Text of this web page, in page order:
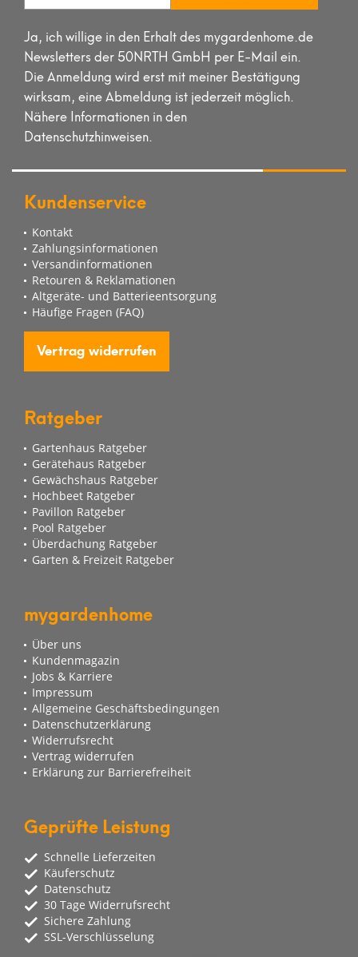
Ja, ich willige in den Erhalt des mygardenhome.de
Newsletters der 50NRTH GmbH per E-Mail ein.
Die Anmeldung wird erst mit meiner Bestätigung
wirksam, eine Abmeldung ist jederzeit möglich.
Nähere Informationen in den
Datenschutzhinweisen.
Kundenservice
Kontakt
Zahlungsinformationen
Versandinformationen
Retouren & Reklamationen
Altgeräte- und Batterieentsorgung
Häufige Fragen (FAQ)
Vertrag widerrufen
Ratgeber
Gartenhaus Ratgeber
Gerätehaus Ratgeber
Gewächshaus Ratgeber
Hochbeet Ratgeber
Pavillon Ratgeber
Pool Ratgeber
Überdachung Ratgeber
Garten & Freizeit Ratgeber
mygardenhome
Über uns
Kundenmagazin
Jobs & Karriere
Impressum
Allgemeine Geschäftsbedingungen
Datenschutzerklärung
Widerrufsrecht
Vertrag widerrufen
Erklärung zur Barrierefreiheit
Geprüfte Leistung
Schnelle Lieferzeiten
Käuferschutz
Datenschutz
30 Tage Widerrufsrecht
Sichere Zahlung
SSL-Verschlüsselung